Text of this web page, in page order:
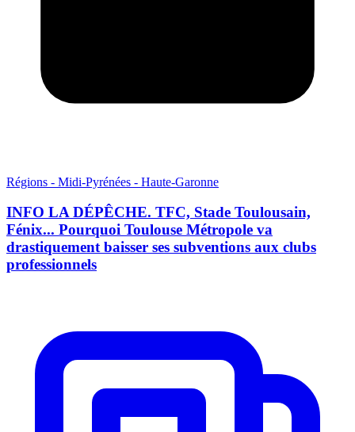
Régions - Midi-Pyrénées - Haute-Garonne
INFO LA DÉPÊCHE. TFC, Stade Toulousain,
Fénix... Pourquoi Toulouse Métropole va
drastiquement baisser ses subventions aux clubs
professionnels